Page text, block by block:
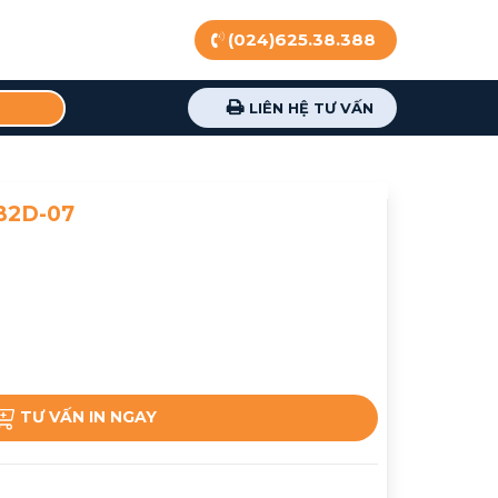
(024)625.38.388
LIÊN HỆ TƯ VẤN
07
TƯ VẤN IN NGAY